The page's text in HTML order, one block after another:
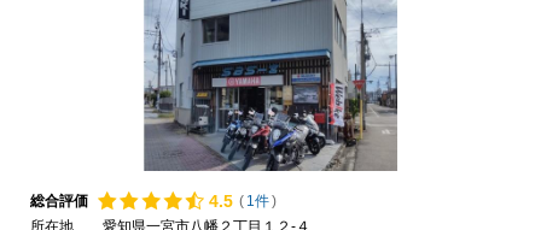
総合評価 4.5 ( 1件)